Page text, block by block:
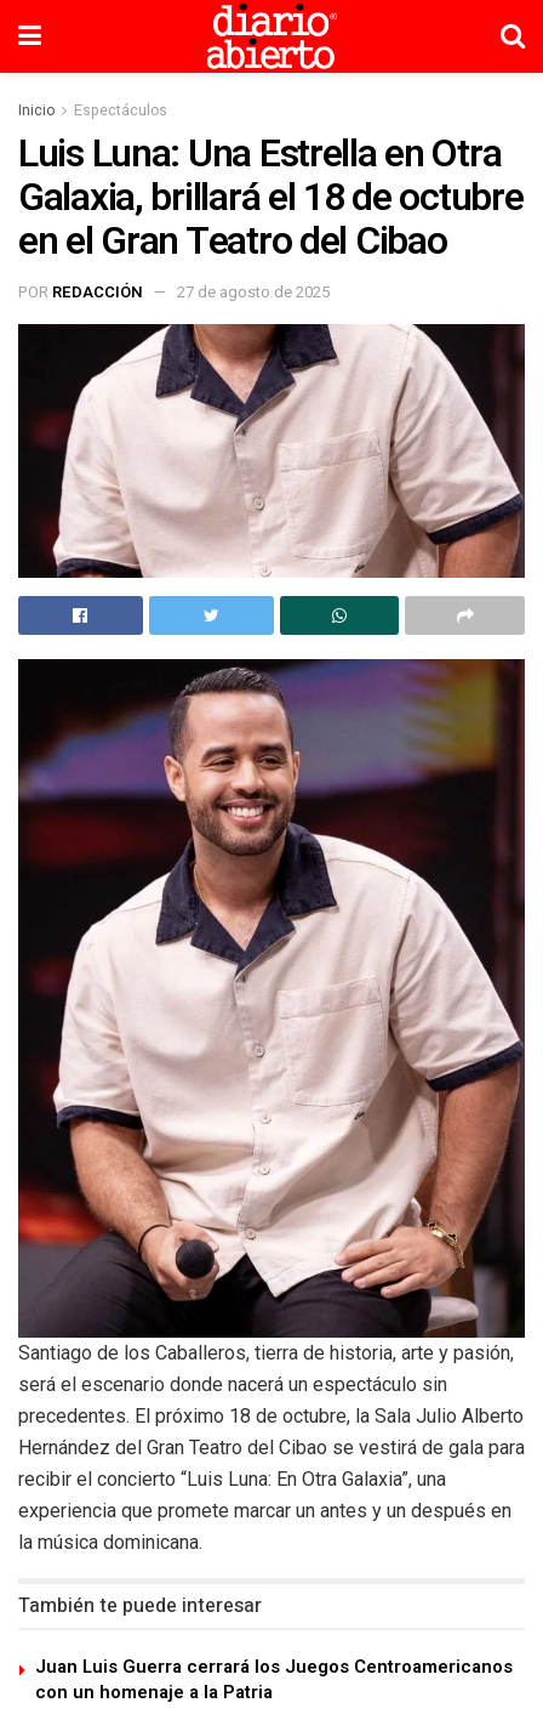
Inicio Espectáculos
Luis Luna: Una Estrella en Otra
Galaxia, brillará el 18 de octubre
en el Gran Teatro del Cibao
POR REDACCIÓN 27 de agosto de 2025
Santiago de los Caballeros, tierra de historia, arte y pasión,
será el escenario donde nacerá un espectáculo sin
precedentes. El próximo 18 de octubre, la Sala Julio Alberto
Hernández del Gran Teatro del Cibao se vestirá de gala para
recibir el concierto “Luis Luna: En Otra Galaxia”, una
experiencia que promete marcar un antes y un después en
la música dominicana.
También te puede interesar
Juan Luis Guerra cerrará los Juegos Centroamericanos
con un homenaje a la Patria